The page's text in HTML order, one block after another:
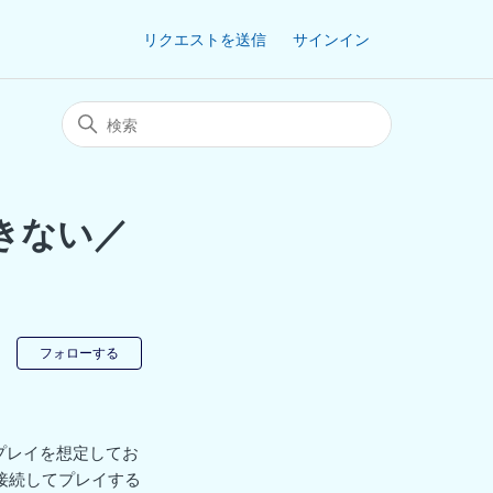
リクエストを送信 サインイン
ない／
フォローする
イを想定してお
続してプレイする